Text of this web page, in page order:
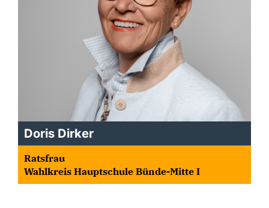
Doris Dirker
Ratsfrau
Wahlkreis Hauptschule Bünde-Mitte I